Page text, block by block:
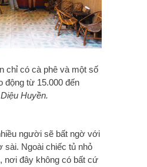
chỉ có cà phê và một số
động từ 15.000 đến
Diệu Huyền.
người sẽ bất ngờ với
sài. Ngoài chiếc tủ nhỏ
nơi đây không có bất cứ